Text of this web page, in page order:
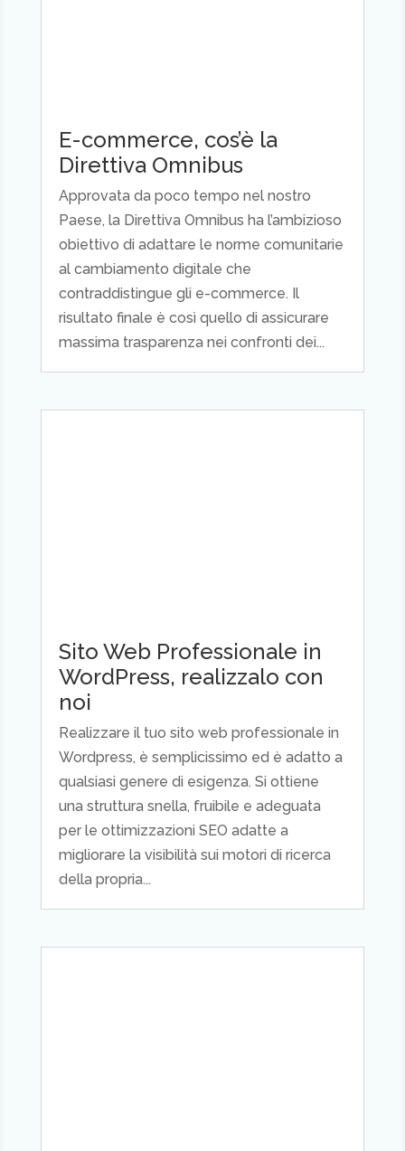
E-commerce, cos’è la
Direttiva Omnibus
Approvata da poco tempo nel nostro
Paese, la Direttiva Omnibus ha l’ambizioso
obiettivo di adattare le norme comunitarie
al cambiamento digitale che
contraddistingue gli e-commerce. Il
risultato finale è così quello di assicurare
massima trasparenza nei confronti dei...
Sito Web Professionale in
WordPress, realizzalo con
noi
Realizzare il tuo sito web professionale in
Wordpress, è semplicissimo ed è adatto a
qualsiasi genere di esigenza. Si ottiene
una struttura snella, fruibile e adeguata
per le ottimizzazioni SEO adatte a
migliorare la visibilità sui motori di ricerca
della propria...